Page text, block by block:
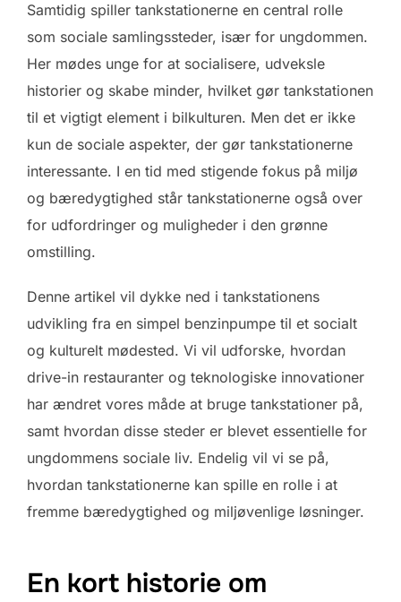
Samtidig spiller tankstationerne en central rolle
som sociale samlingssteder, især for ungdommen.
Her mødes unge for at socialisere, udveksle
historier og skabe minder, hvilket gør tankstationen
til et vigtigt element i bilkulturen. Men det er ikke
kun de sociale aspekter, der gør tankstationerne
interessante. I en tid med stigende fokus på miljø
og bæredygtighed står tankstationerne også over
for udfordringer og muligheder i den grønne
omstilling.
Denne artikel vil dykke ned i tankstationens
udvikling fra en simpel benzinpumpe til et socialt
og kulturelt mødested. Vi vil udforske, hvordan
drive-in restauranter og teknologiske innovationer
har ændret vores måde at bruge tankstationer på,
samt hvordan disse steder er blevet essentielle for
ungdommens sociale liv. Endelig vil vi se på,
hvordan tankstationerne kan spille en rolle i at
fremme bæredygtighed og miljøvenlige løsninger.
En kort historie om